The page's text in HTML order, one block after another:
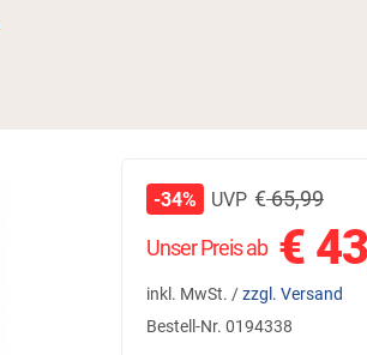
Unser Preis ab €
inkl. MwSt. /zzgl. Versand
-34% UVP €65,99
Bestell-Nr. 0194338